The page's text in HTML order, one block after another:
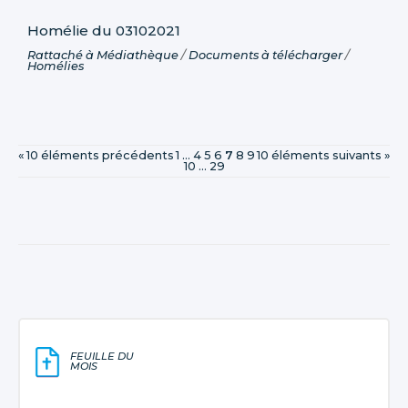
Homélie du 03102021
Rattaché à Médiathèque / Documents à télécharger /
Homélies
« 10 éléments précédents 10 éléments suivants »
1 ... 4 5 6 7 8 9
10 ... 29
FEUILLE DU
MOIS